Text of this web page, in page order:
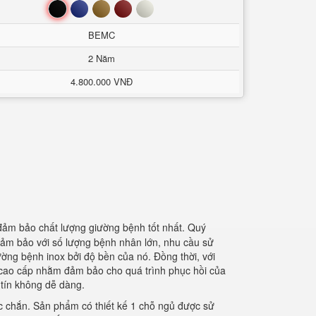
Đen Xanh Nâu Đỏ Trắng
BEMC
2 Năm
4.800.000 VNĐ
bảo chất lượng giường bệnh tốt nhất. Quý
bảo với số lượng bệnh nhân lớn, nhu cầu sử
bệnh inox bởi độ bền của nó. Đồng thời, với
cấp nhằm đảm bảo cho quá trình phục hồi của
không dễ dàng.
Sản phẩm có thiết kế 1 chỗ ngủ được sử